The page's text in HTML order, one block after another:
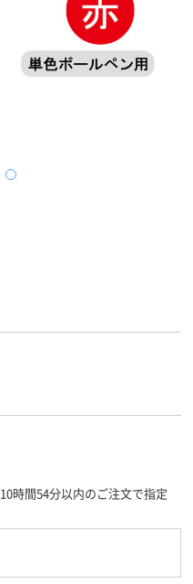
10時間54分以内のご注文で指定